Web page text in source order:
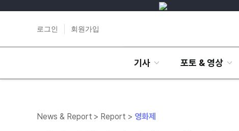
로그인 회원가입
기사 포토 & 영상
News & Report > Report > 영화제